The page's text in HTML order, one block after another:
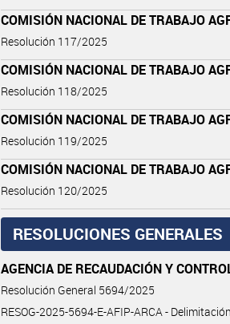
COMISIÓN NACIONAL DE TRABAJO
Resolución 117/2025
COMISIÓN NACIONAL DE TRABAJO
Resolución 118/2025
COMISIÓN NACIONAL DE TRABAJO
Resolución 119/2025
COMISIÓN NACIONAL DE TRABAJO
Resolución 120/2025
RESOLUCIONES GENERALES
AGENCIA DE RECAUDACIÓN Y
Resolución General 5694/2025
RESOG-2025-5694-E-AFIP-ARCA -